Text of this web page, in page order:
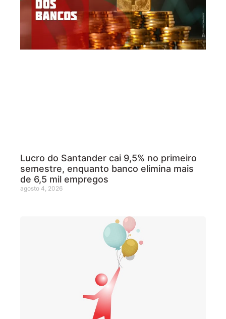
Lucro do Santander cai 9,5% no primeiro
semestre, enquanto banco elimina mais
de 6,5 mil empregos
agosto 4, 2026